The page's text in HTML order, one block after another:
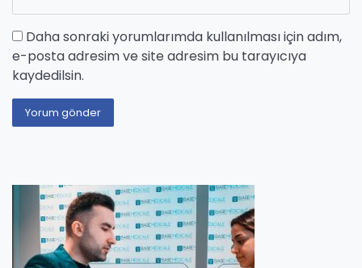
Daha sonraki yorumlarımda kullanılması için adım,
e-posta adresim ve site adresim bu tarayıcıya
kaydedilsin.